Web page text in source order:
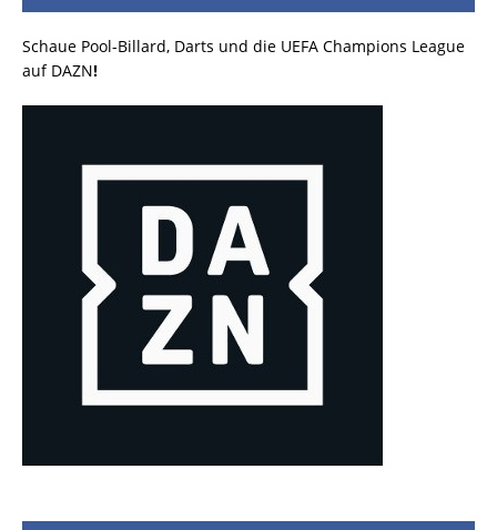
Schaue Pool-Billard, Darts und die UEFA Champions League
auf DAZN!